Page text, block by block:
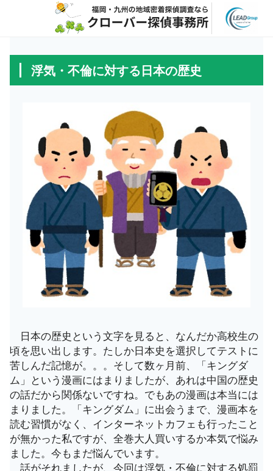
浮気・不倫に対する日本の歴史
日本の歴史という文字を見ると、なんだか高校生の
頃を思い出します。たしか日本史を選択してテストに
苦しんだ記憶が。。。そして数ヶ月前、「キングダ
ム」という漫画にはまりましたが、あれは中国の歴史
の話だから関係ないですね。でもあの漫画は本当には
まりました。「キングダム」に出会うまで、漫画本を
読む習慣がなく、インターネットカフェも行ったこと
が無かった私ですが、全巻大人買いするか本気で悩み
ました。今もまだ悩んでいます。
話がそれましたが、今回は浮気・不倫に対する処罰